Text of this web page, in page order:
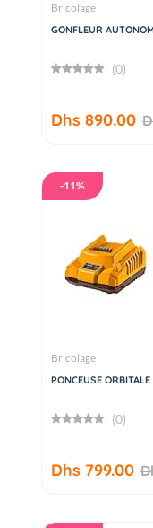
Bricolage
GONFLEUR
(0)
Dhs 890.00
-11%
Bricolage
PONCEUSE
(0)
Dhs 799.00